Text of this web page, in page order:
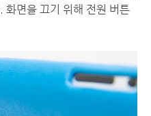
화면을 끄기 위해 전원 버튼